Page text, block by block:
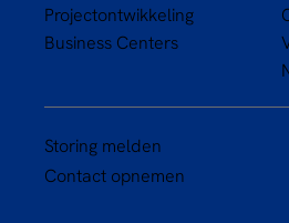
Projectontwikkeling
Business Centers
Storing melden
Contact opnemen